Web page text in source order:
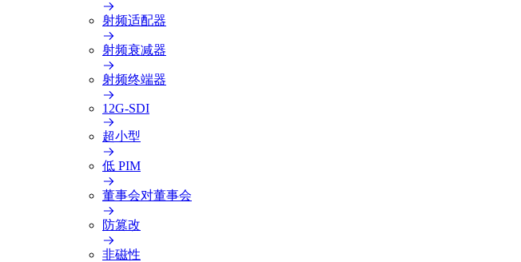
射频适配器
射频衰减器
射频终端器
12G-SDI
超小型
低 PIM
董事会对董事会
防篡改
非磁性